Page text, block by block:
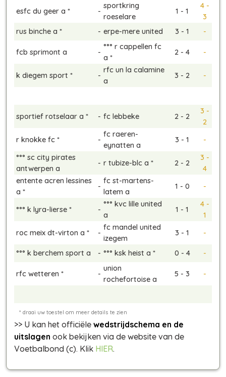
esfc du geer a * -
sportkring
roeselare
1 - 1
4 -
3
rus binche a *
- erpe-mere united 3 - 1 -
fcb sprimont a -
°°° r cappellen fc
a *
2 - 4 -
k diegem sport * -
rfc un la calamine
a
3 - 2 -
sportief rotselaar a * - fc lebbeke 2 - 2
3 -
2
r knokke fc *
-
fc raeren-
eynatten a
3 - 1
-
°°° sc city pirates
antwerpen a
- r tubize-blc a * 2 - 2
3 -
4
entente acren lessines
a *
-
fc st-martens-
latem a
1 - 0 -
°°° k lyra-lierse * -
°°° kvc lille united
a
1 - 1
4 -
1
roc meix dt-virton a *
-
fc mandel united
izegem
3 - 1 -
°°° k berchem sport a - °°° ksk heist a * 0 - 4 -
rfc wetteren * -
union
rochefortoise a
5 - 3 -
>> U kan het officiële wedstrijdschema en de
uitslagen ook bekijken via de website van de
Voetbalbond (c). Klik HIER.